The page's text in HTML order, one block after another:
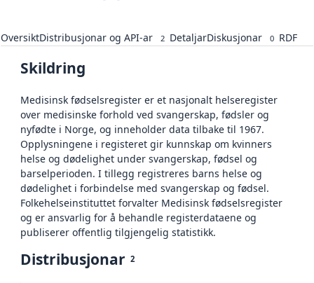
OversiktDistribusjonar og API-ar 2 DetaljarDiskusjonar 0 RDF
Skildring
Medisinsk fødselsregister er et nasjonalt helseregister
over medisinske forhold ved svangerskap, fødsler og
nyfødte i Norge, og inneholder data tilbake til 1967.
Opplysningene i registeret gir kunnskap om kvinners
helse og dødelighet under svangerskap, fødsel og
barselperioden. I tillegg registreres barns helse og
dødelighet i forbindelse med svangerskap og fødsel.
Folkehelseinstituttet forvalter Medisinsk fødselsregister
og er ansvarlig for å behandle registerdataene og
publiserer offentlig tilgjengelig statistikk.
Distribusjonar 2